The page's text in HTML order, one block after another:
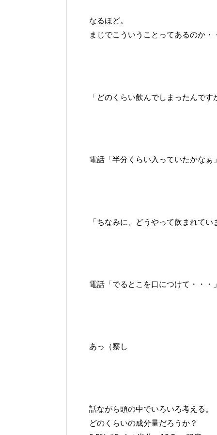
なるほど。
まじでこういうことってあるのか・
「どのくらい飲んでしまったんです
電話「半分くらい入っていたかなぁ」
「ちなみに、どうやって飲まれてい
電話「でるとこを口につけて・・・」
あっ（察し
話ながら頭の中でいろいろ考える。
どのくらいの成分量だろうか？